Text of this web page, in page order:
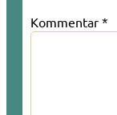
Kommentar *